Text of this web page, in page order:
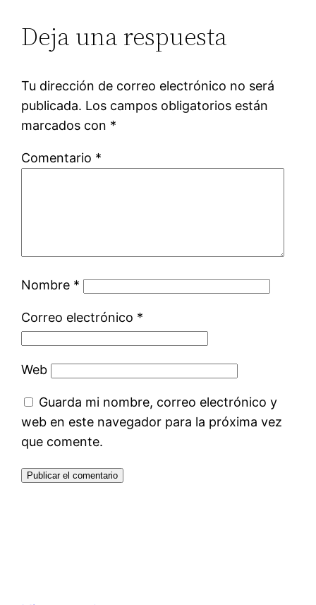
Deja una respuesta
Tu dirección de correo electrónico no será
publicada. Los campos obligatorios están
marcados con *
Comentario *
Nombre *
Correo electrónico *
Web
Guarda mi nombre, correo electrónico y
web en este navegador para la próxima vez
que comente.